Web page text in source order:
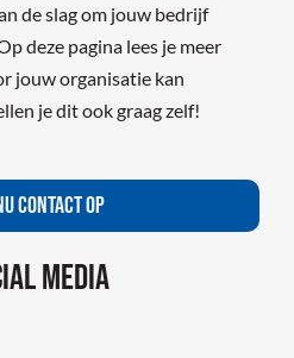
de slag om jouw bedrijf
deze pagina lees je meer
jouw organisatie kan
je dit ook graag zelf!
CONTACT OP
media